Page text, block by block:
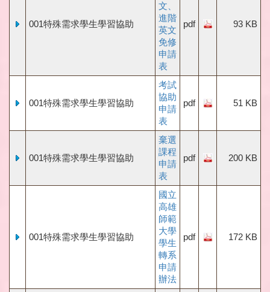
001特殊需求學生學習協助
文、
進階
英文
免修
申請
表
pdf 93 KB
001特殊需求學生學習協助
考試
協助
申請
表
pdf 51 KB
001特殊需求學生學習協助
棄選
課程
申請
表
pdf 200 KB
001特殊需求學生學習協助
國立
高雄
師範
大學
學生
轉系
申請
辦法
pdf 172 KB